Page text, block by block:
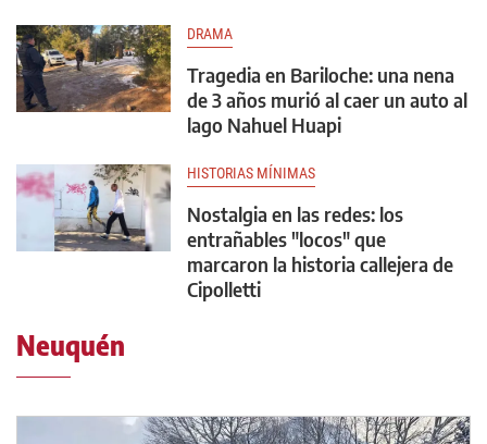
DRAMA
Tragedia en Bariloche: una nena
de 3 años murió al caer un auto al
lago Nahuel Huapi
HISTORIAS MÍNIMAS
Nostalgia en las redes: los
entrañables "locos" que
marcaron la historia callejera de
Cipolletti
Neuquén